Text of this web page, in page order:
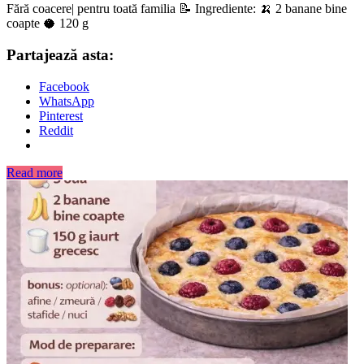
Fără coacere| pentru toată familia 📝 Ingrediente: 🍌 2 banane bine
coapte 🥥 120 g
Partajează asta:
Facebook
WhatsApp
Pinterest
Reddit
Read more